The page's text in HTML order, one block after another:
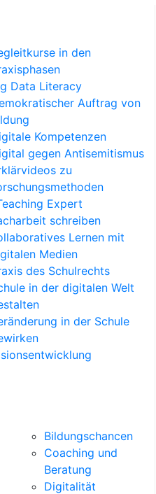
in den
Data Literacy
Auftrag von
Kompetenzen
gegen Antisemitismus
zu
Expert
schreiben
Lernen mit
Medien
des Schulrechts
in der digitalen Welt
in der Schule
Bildungschancen
Coaching und
Beratung
Digitalität